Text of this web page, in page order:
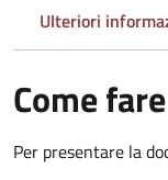
Ulteriori
Come fare
Per presentare la